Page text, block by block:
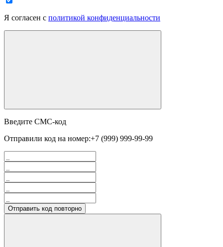
Я согласен с политикой конфиденциальности
Введите СМС-код
Отправили код на номер:+7 (999) 999-99-99
Отправить код повторно